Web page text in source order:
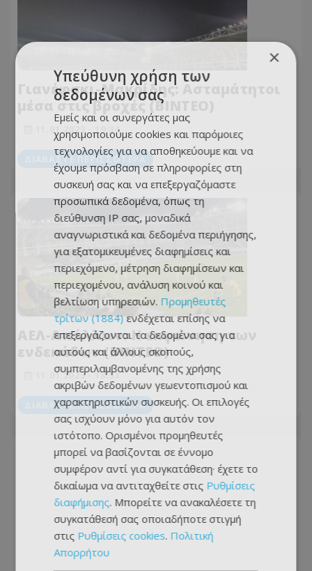
Γιανέφσκι-Μακρίδης: Ασταμάτητοι
μέσα στις βροχές (ΒΙΝΤΕΟ)
11.01.2023 - 19:34
ΔΙΑΒΆΣΤΕ ΠΕΡΙΣΣΌΤΕΡΑ
ΑΕΛ-Απόλλων: Η εκφώνηση των
ενδεκάδων (ΒΙΝΤΕΟ)
11.01.2023 - 18:53
ΔΙΑΒΆΣΤΕ ΠΕΡΙΣΣΌΤΕΡΑ
×
Υπεύθυνη χρήση των
δεδομένων σας
Εμείς και οι συνεργάτες μας
χρησιμοποιούμε cookies και παρόμοιες
τεχνολογίες για να αποθηκεύουμε και να
έχουμε πρόσβαση σε πληροφορίες στη
συσκευή σας και να επεξεργαζόμαστε
προσωπικά δεδομένα, όπως τη
διεύθυνση IP σας, μοναδικά
αναγνωριστικά και δεδομένα περιήγησης,
για εξατομικευμένες διαφημίσεις και
περιεχόμενο, μέτρηση διαφημίσεων και
περιεχομένου, ανάλυση κοινού και
βελτίωση υπηρεσιών. Προμηθευτές
τρίτων (1884)ενδέχεται επίσης να
επεξεργάζονται τα δεδομένα σας για
αυτούς και άλλους σκοπούς,
συμπεριλαμβανομένης της χρήσης
ακριβών δεδομένων γεωεντοπισμού και
χαρακτηριστικών συσκευής. Οι επιλογές
σας ισχύουν μόνο για αυτόν τον
ιστότοπο. Ορισμένοι προμηθευτές
μπορεί να βασίζονται σε έννομο
συμφέρον αντί για συγκατάθεση· έχετε το
δικαίωμα να αντιταχθείτε στις Ρυθμίσεις
διαφήμισης. Μπορείτε να ανακαλέσετε τη
συγκατάθεσή σας οποιαδήποτε στιγμή
στις Ρυθμίσεις cookies. Πολιτική
Απορρήτου